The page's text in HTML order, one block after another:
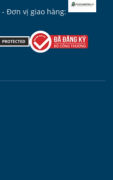
- Đơn vị giao hàng: